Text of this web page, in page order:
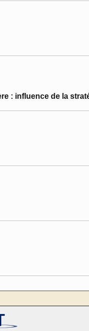
: influence de la